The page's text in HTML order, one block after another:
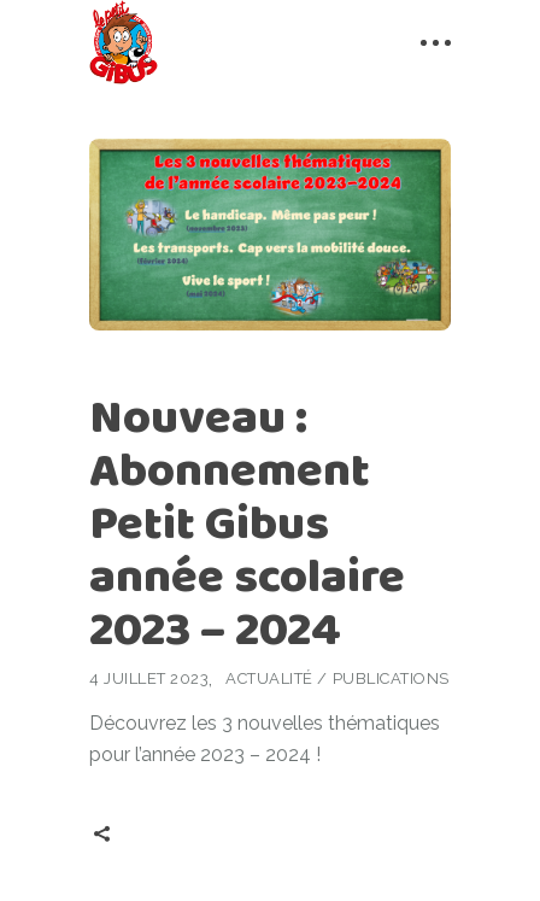
Nouveau :
Abonnement
Petit Gibus
année scolaire
2023 – 2024
4 JUILLET 2023 ACTUALITÉ / PUBLICATIONS
Découvrez les 3 nouvelles thématiques
pour l’année 2023 – 2024 !